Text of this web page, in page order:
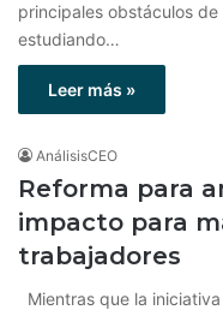
principales obstáculos
estudiando…
Leer más »
AnálisisCEO
Reforma para
impacto para
trabajadores
Mientras que la